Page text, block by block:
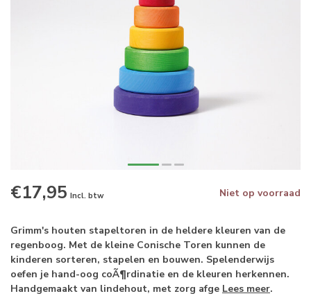
€17,95 Incl. btw Niet op voorraad
Grimm's houten stapeltoren in de heldere kleuren van de
regenboog. Met de kleine Conische Toren kunnen de
kinderen sorteren, stapelen en bouwen. Spelenderwijs
oefen je hand-oog coÃ¶rdinatie en de kleuren herkennen.
Handgemaakt van lindehout, met zorg afge Lees meer.